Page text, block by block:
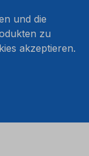
und die
zu
akzeptieren.